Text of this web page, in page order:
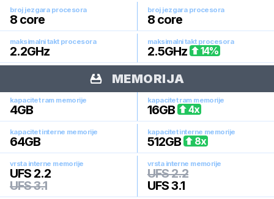
broj jezgara procesora
8 core
broj jezgara procesora
8 core
maksimalni takt procesora
2.2GHz
maksimalni takt procesora
2.5GHz 14%
MEMORIJA
kapacitet ram memorije
4GB
kapacitet ram memorije
16GB 4x
kapacitet interne memorije
64GB
kapacitet interne memorije
512GB 8x
vrsta interne memorije
UFS 2.2
UFS 3.1
vrsta interne memorije
UFS 2.2
UFS 3.1